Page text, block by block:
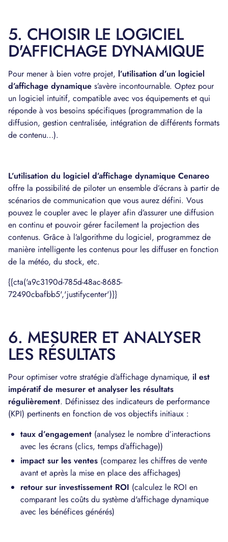
5. CHOISIR LE LOGICIEL
D'AFFICHAGE DYNAMIQUE
Pour mener à bien votre projet, l’utilisation d’un logiciel
d’affichage dynamique s’avère incontournable. Optez pour
un logiciel intuitif, compatible avec vos équipements et qui
réponde à vos besoins spécifiques (programmation de la
diffusion, gestion centralisée, intégration de différents formats
de contenu…).
L’utilisation du logiciel d’affichage dynamique Cenareo
offre la possibilité de piloter un ensemble d’écrans à partir de
scénarios de communication que vous aurez défini. Vous
pouvez le coupler avec le player afin d’assurer une diffusion
en continu et pouvoir gérer facilement la projection des
contenus. Grâce à l’algorithme du logiciel, programmez de
manière intelligente les contenus pour les diffuser en fonction
de la météo, du stock, etc.
{{cta('a9c3190d-785d-48ac-8685-
72490cbafbb5','justifycenter')}}
6. MESURER ET ANALYSER
LES RÉSULTATS
Pour optimiser votre stratégie d’affichage dynamique, il est
impératif de mesurer et analyser les résultats
régulièrement. Définissez des indicateurs de performance
(KPI) pertinents en fonction de vos objectifs initiaux :
taux d’engagement (analysez le nombre d’interactions
avec les écrans (clics, temps d’affichage))
impact sur les ventes (comparez les chiffres de vente
avant et après la mise en place des affichages)
retour sur investissement ROI (calculez le ROI en
comparant les coûts du système d'affichage dynamique
avec les bénéfices générés)